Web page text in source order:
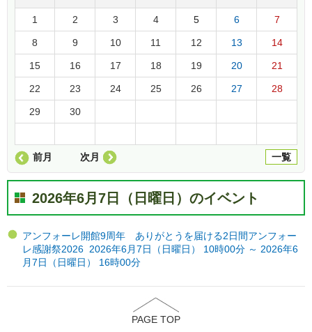
1 2 3 4 5 6 7
8 9 10 11 12 13 14
15 16 17 18 19 20 21
22 23 24 25 26 27 28
29 30
前月 一覧
次月
2026年6月7日（日曜日）のイベント
アンフォーレ開館9周年 ありがとうを届ける2日間アンフォー
レ感謝祭2026 2026年6月7日（日曜日） 10時00分 ～ 2026年6
月7日（日曜日） 16時00分
PAGE TOP